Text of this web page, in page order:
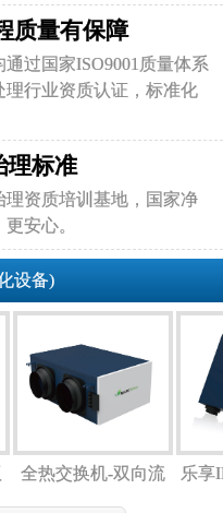
质量有保障
过国家ISO9001质量体系
行业资质认证，标准化
理标准
理资质培训基地，国家净
安心。
设备)
全热交换机-双向流
乐享